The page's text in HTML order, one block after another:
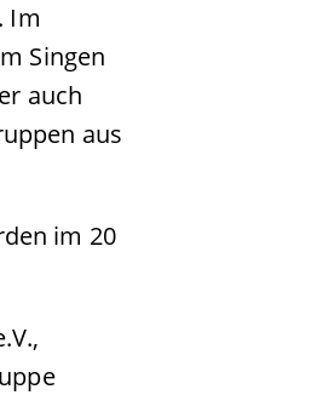
Im
Singen
auch
aus
im 20